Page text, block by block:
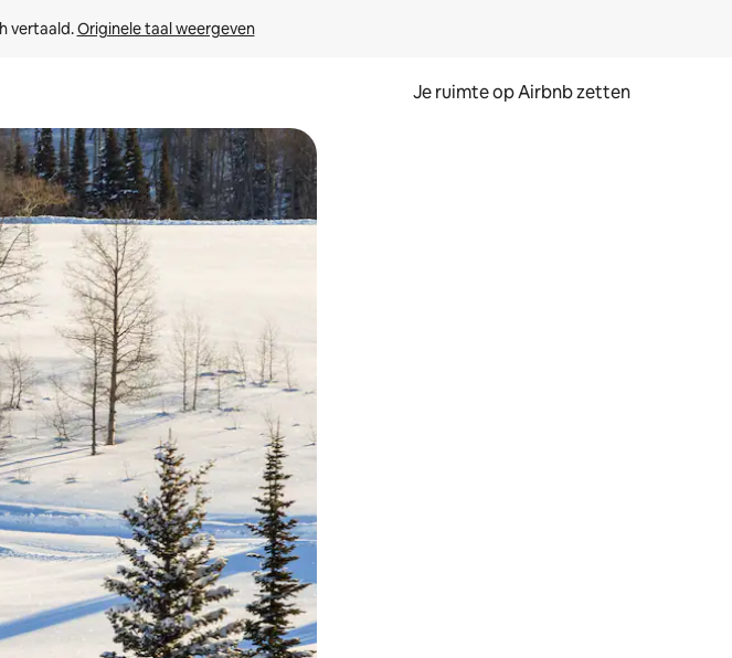
vertaald. Originele taal weergeven
Je ruimte op Airbnb zetten
en omlaag, óf door te tikken of swipen.